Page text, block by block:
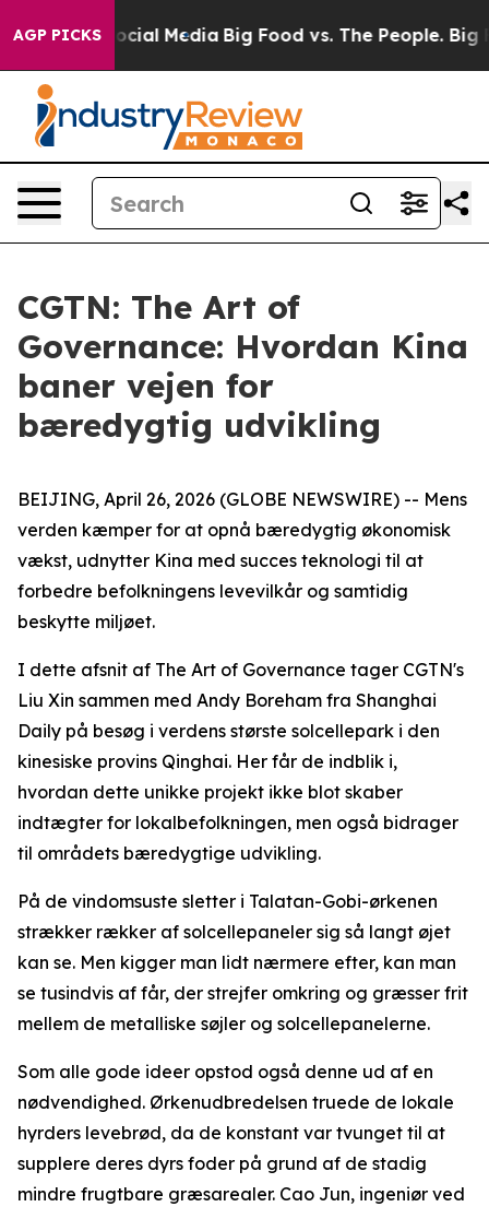
AGP PICKS
on Social Media Big Food vs. The People. Big
CGTN: The Art of
Governance: Hvordan Kina
baner vejen for
bæredygtig udvikling
BEIJING, April 26, 2026 (GLOBE NEWSWIRE) -- Mens
verden kæmper for at opnå bæredygtig økonomisk
vækst, udnytter Kina med succes teknologi til at
forbedre befolkningens levevilkår og samtidig
beskytte miljøet.
I dette afsnit af The Art of Governance tager CGTN's
Liu Xin sammen med Andy Boreham fra Shanghai
Daily på besøg i verdens største solcellepark i den
kinesiske provins Qinghai. Her får de indblik i,
hvordan dette unikke projekt ikke blot skaber
indtægter for lokalbefolkningen, men også bidrager
til områdets bæredygtige udvikling.
På de vindomsuste sletter i Talatan-Gobi-ørkenen
strækker rækker af solcellepaneler sig så langt øjet
kan se. Men kigger man lidt nærmere efter, kan man
se tusindvis af får, der strejfer omkring og græsser frit
mellem de metalliske søjler og solcellepanelerne.
Som alle gode ideer opstod også denne ud af en
nødvendighed. Ørkenudbredelsen truede de lokale
hyrders levebrød, da de konstant var tvunget til at
supplere deres dyrs foder på grund af de stadig
mindre frugtbare græsarealer. Cao Jun, ingeniør ved